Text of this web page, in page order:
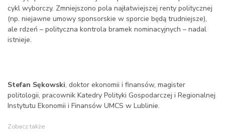
cykl wyborczy. Zmniejszono pola najłatwiejszej renty politycznej
(np. niejawne umowy sponsorskie w sporcie będą trudniejsze),
ale rdzeń – polityczna kontrola bramek nominacyjnych – nadal
istnieje.
Stefan Sękowski, doktor ekonomii i finansów, magister
politologii, pracownik Katedry Polityki Gospodarczej i Regionalnej
Instytutu Ekonomii i Finansów UMCS w Lublinie.
Zobacz także